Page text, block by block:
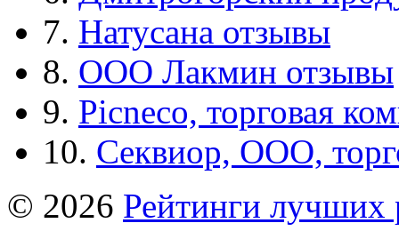
7. Натусана отзывы
8. ООО Лакмин отзывы
9. Picneco, торговая
10. Секвиор, ООО,
© 2026 Рейтинги лучших